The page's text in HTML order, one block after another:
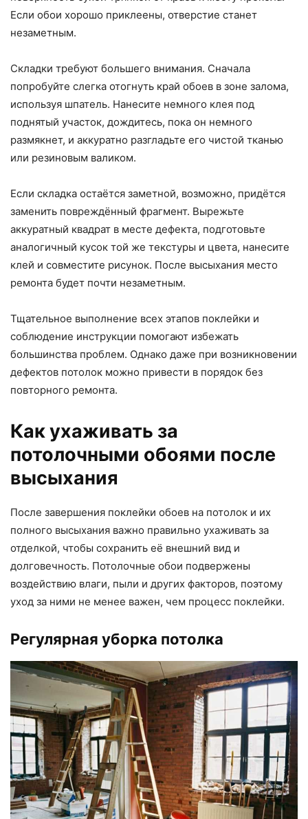
Если обои хорошо приклеены, отверстие станет
незаметным.
Складки требуют большего внимания. Сначала
попробуйте слегка отогнуть край обоев в зоне залома,
используя шпатель. Нанесите немного клея под
поднятый участок, дождитесь, пока он немного
размякнет, и аккуратно разгладьте его чистой тканью
или резиновым валиком.
Если складка остаётся заметной, возможно, придётся
заменить повреждённый фрагмент. Вырежьте
аккуратный квадрат в месте дефекта, подготовьте
аналогичный кусок той же текстуры и цвета, нанесите
клей и совместите рисунок. После высыхания место
ремонта будет почти незаметным.
Тщательное выполнение всех этапов поклейки и
соблюдение инструкции помогают избежать
большинства проблем. Однако даже при возникновении
дефектов потолок можно привести в порядок без
повторного ремонта.
Как ухаживать за
потолочными обоями после
высыхания
После завершения поклейки обоев на потолок и их
полного высыхания важно правильно ухаживать за
отделкой, чтобы сохранить её внешний вид и
долговечность. Потолочные обои подвержены
воздействию влаги, пыли и других факторов, поэтому
уход за ними не менее важен, чем процесс поклейки.
Регулярная уборка потолка